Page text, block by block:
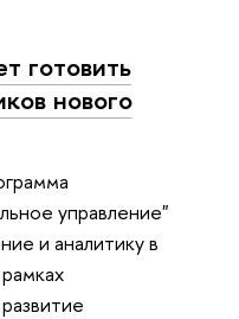
готовить
нового
управление"
и аналитику в